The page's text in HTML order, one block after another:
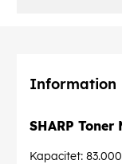
Information
SHARP Toner
Kapacitet: